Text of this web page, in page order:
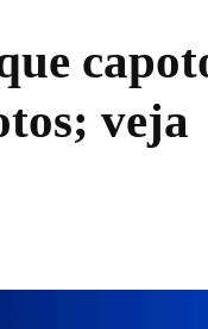
veja